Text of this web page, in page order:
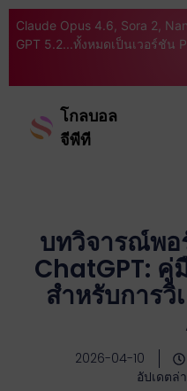
Claude Opus 4.6, Sora 2,
GPT 5.2...ทั้งหมดเป็นเวอร์ชัน
โกลบอล
จีพีที
บทวิจารณ์พอ
ChatGPT: คู่
สำหรับการวิ
2026-04-10
อัปเดตล่